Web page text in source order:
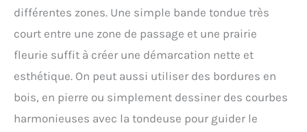
différentes zones. Une simple bande tondue très
court entre une zone de passage et une prairie
fleurie suffit à créer une démarcation nette et
esthétique. On peut aussi utiliser des bordures en
bois, en pierre ou simplement dessiner des courbes
harmonieuses avec la tondeuse pour guider le